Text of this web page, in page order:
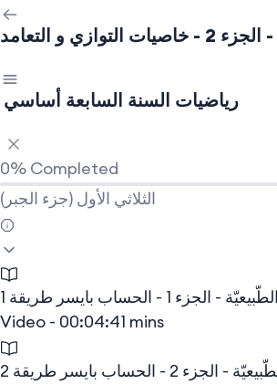
رياضيات السنة السابعة أساسي
0% Completed
(جزء الجبر) الثلاثي الأول
Video - 00:04:41 mins